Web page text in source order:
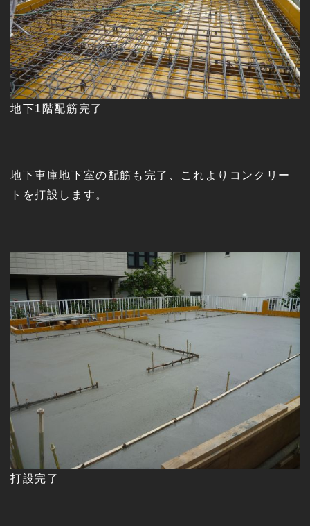
地下1階配筋完了
地下車庫地下室の配筋も完了、これよりコンクリー
トを打設します。
打設完了